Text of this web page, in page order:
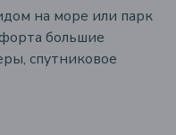
на море или парк
большие
спутниковое